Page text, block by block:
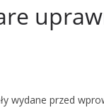
wydane przed